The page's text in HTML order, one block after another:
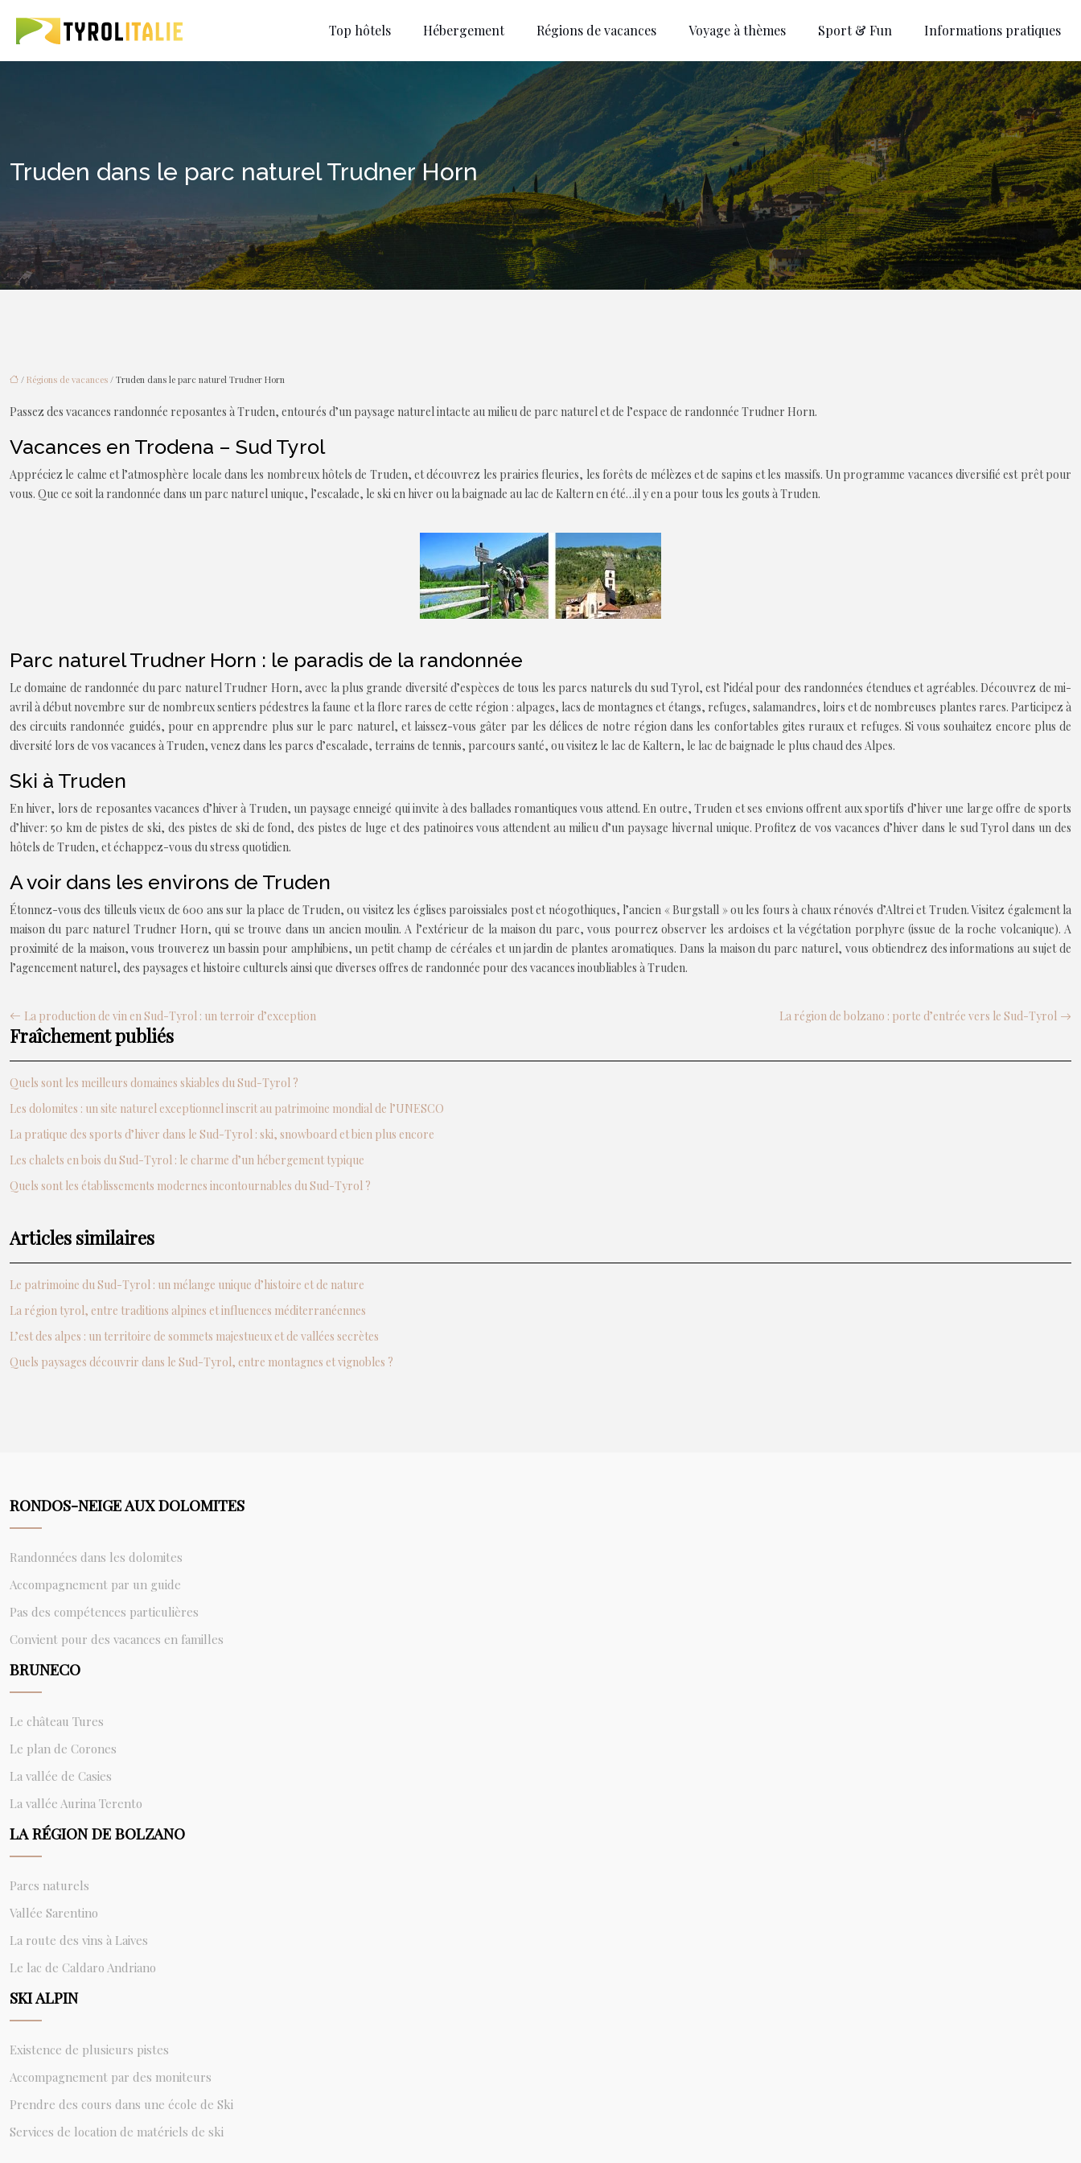
Top hôtels Hébergement Régions de vacances Voyage à thèmes Sport & Fun Informations pratiques
Truden dans le parc naturel Trudner Horn
/ Régions de vacances / Truden dans le parc naturel Trudner Horn
Passez des vacances randonnée reposantes à Truden, entourés d’un paysage naturel intacte au milieu de parc naturel et de l’espace de randonnée Trudner Horn.
Vacances en Trodena – Sud Tyrol
Appréciez le calme et l’atmosphère locale dans les nombreux hôtels de Truden, et découvrez les prairies fleuries, les forêts de mélèzes et de sapins et les massifs. Un programme vacances diversifié est prêt pour
vous. Que ce soit la randonnée dans un parc naturel unique, l’escalade, le ski en hiver ou la baignade au lac de Kaltern en été…il y en a pour tous les gouts à Truden.
Parc naturel Trudner Horn : le paradis de la randonnée
Le domaine de randonnée du parc naturel Trudner Horn, avec la plus grande diversité d’espèces de tous les parcs naturels du sud Tyrol, est l’idéal pour des randonnées étendues et agréables. Découvrez de mi-
avril à début novembre sur de nombreux sentiers pédestres la faune et la flore rares de cette région : alpages, lacs de montagnes et étangs, refuges, salamandres, loirs et de nombreuses plantes rares. Participez à
des circuits randonnée guidés, pour en apprendre plus sur le parc naturel, et laissez-vous gâter par les délices de notre région dans les confortables gites ruraux et refuges. Si vous souhaitez encore plus de
diversité lors de vos vacances à Truden, venez dans les parcs d’escalade, terrains de tennis, parcours santé, ou visitez le lac de Kaltern, le lac de baignade le plus chaud des Alpes.
Ski à Truden
En hiver, lors de reposantes vacances d’hiver à Truden, un paysage enneigé qui invite à des ballades romantiques vous attend. En outre, Truden et ses envions offrent aux sportifs d’hiver une large offre de sports
d’hiver: 50 km de pistes de ski, des pistes de ski de fond, des pistes de luge et des patinoires vous attendent au milieu d’un paysage hivernal unique. Profitez de vos vacances d’hiver dans le sud Tyrol dans un des
hôtels de Truden, et échappez-vous du stress quotidien.
A voir dans les environs de Truden
Étonnez-vous des tilleuls vieux de 600 ans sur la place de Truden, ou visitez les églises paroissiales post et néogothiques, l’ancien « Burgstall » ou les fours à chaux rénovés d’Altrei et Truden. Visitez également la
maison du parc naturel Trudner Horn, qui se trouve dans un ancien moulin. A l’extérieur de la maison du parc, vous pourrez observer les ardoises et la végétation porphyre (issue de la roche volcanique). A
proximité de la maison, vous trouverez un bassin pour amphibiens, un petit champ de céréales et un jardin de plantes aromatiques. Dans la maison du parc naturel, vous obtiendrez des informations au sujet de
l’agencement naturel, des paysages et histoire culturels ainsi que diverses offres de randonnée pour des vacances inoubliables à Truden.
La production de vin en Sud-Tyrol : un terroir d’exception La région de bolzano : porte d’entrée vers le Sud-Tyrol
Fraîchement publiés
Quels sont les meilleurs domaines skiables du Sud-Tyrol ?
Les dolomites : un site naturel exceptionnel inscrit au patrimoine mondial de l’UNESCO
La pratique des sports d’hiver dans le Sud-Tyrol : ski, snowboard et bien plus encore
Les chalets en bois du Sud-Tyrol : le charme d’un hébergement typique
Quels sont les établissements modernes incontournables du Sud-Tyrol ?
Articles similaires
Le patrimoine du Sud-Tyrol : un mélange unique d’histoire et de nature
La région tyrol, entre traditions alpines et influences méditerranéennes
L’est des alpes : un territoire de sommets majestueux et de vallées secrètes
Quels paysages découvrir dans le Sud-Tyrol, entre montagnes et vignobles ?
RONDOS-NEIGE AUX DOLOMITES
Randonnées dans les dolomites
Accompagnement par un guide
Pas des compétences particulières
Convient pour des vacances en familles
BRUNECO
Le château Tures
Le plan de Corones
La vallée de Casies
La vallée Aurina Terento
LA RÉGION DE BOLZANO
Parcs naturels
Vallée Sarentino
La route des vins à Laives
Le lac de Caldaro Andriano
SKI ALPIN
Existence de plusieurs pistes
Accompagnement par des moniteurs
Prendre des cours dans une école de Ski
Services de location de matériels de ski